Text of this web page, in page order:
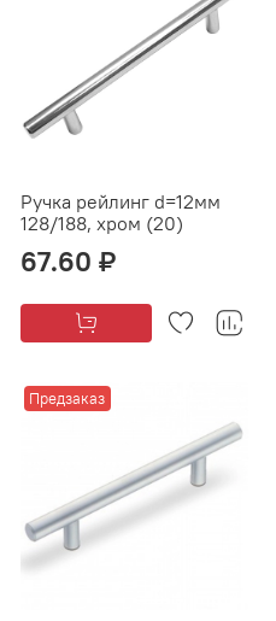
Ручка рейлинг d=12мм
128/188, хром (20)
67.60 ₽
Предзаказ